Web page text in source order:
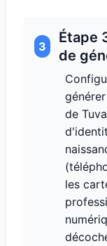
3
Étape
de
de
les